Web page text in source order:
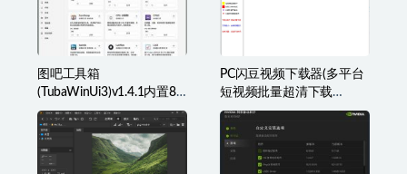
图吧工具箱
(TubaWinUi3)v1.4.1内置82
款检测工具便携版
PC闪豆视频下载器(多平台
短视频批量超清下载
器)v2026.07.29